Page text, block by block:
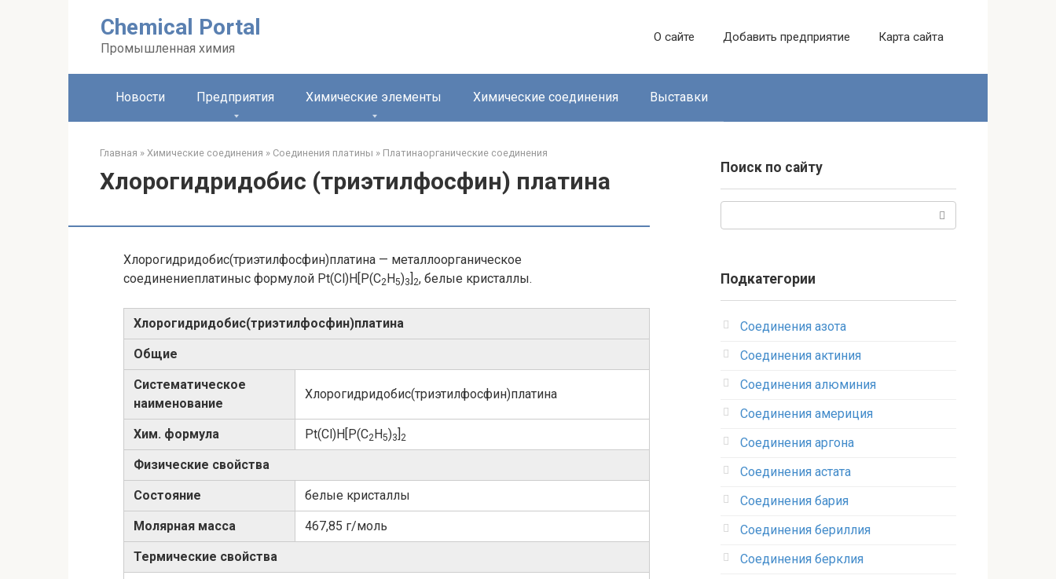
Chemical Portal
Промышленная химия
О сайте Добавить предприятие Карта сайта
Новости Предприятия Химические элементы Химические соединения Выставки
Главная » Химические соединения » Соединения платины‎ » Платинаорганические соединения‎
Хлорогидридобис (триэтилфосфин) платина
Хлорогидридобис(триэтилфосфин)платина — металлоорганическое
соединениеплатиныс формулой Pt(Cl)H[P(C2H5)3]2, белые кристаллы.
Хлорогидридобис​(триэтилфосфин)​платина
Общие
Систематическое
наименование
Хлорогидридобис​(триэтилфосфин)​платина
Хим. формула Pt(Cl)H[P(C2H5)3]2
Физические свойства
Состояние белые кристаллы
Молярная масса 467,85 г/моль
Термические свойства
Поиск по сайту
Подкатегории
Соединения азота
Соединения актиния
Соединения алюминия‎
Соединения америция‎
Соединения аргона‎
Соединения астата‎
Соединения бария
Соединения бериллия‎
Соединения берклия